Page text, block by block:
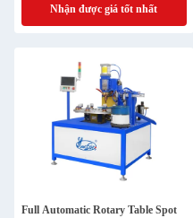
Nhận được giá tốt nhất
Full Automatic Rotary Table Spot